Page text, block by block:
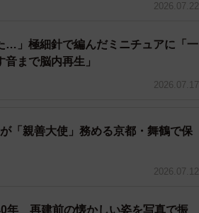
だったのか 」
登場したから、もう25年にもなるの
、定番ドリンクとして定着した感
たHI-Cはインターネット通販でも購
2026.07.22
…」極細針で編んだミニチュアに「一
まで脳内再生」
2026.07.17
「親善大使」務める京都・舞鶴で保
2026.07.12
年 再建前の懐かしい姿を写真で振